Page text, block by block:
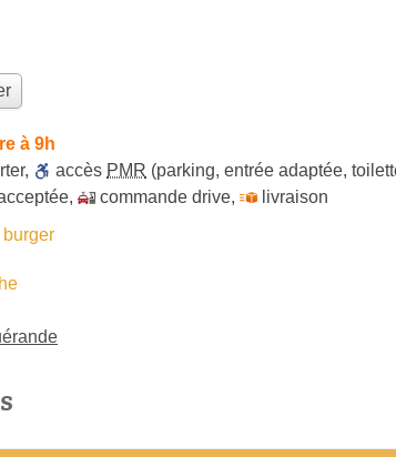
à 9h
, accès PMR (parking, entrée adaptée,
, commande drive,
livraison